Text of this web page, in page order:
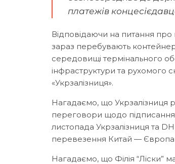
платежів
Відповідаючи на питання про
зараз перебувають
середовищі термінального
інфраструктури та рухомого
«Укрзалізниця».
Нагадаємо, що
переговори щодо
листопада Укрзалізниця та
перевезення Китай — Європа
Нагадаємо, що Філія “Ліски”